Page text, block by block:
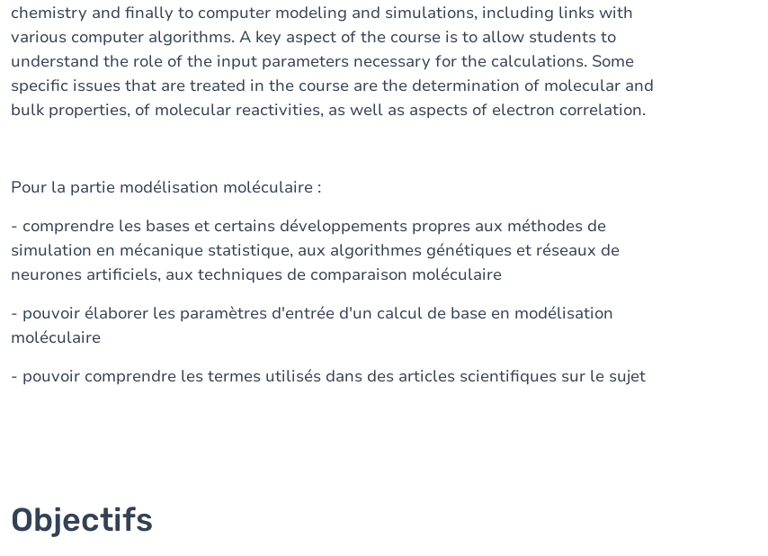
chemistry and finally to computer modeling and simulations, including links with
various computer algorithms. A key aspect of the course is to allow students to
understand the role of the input parameters necessary for the calculations. Some
specific issues that are treated in the course are the determination of molecular and
bulk properties, of molecular reactivities, as well as aspects of electron correlation.
Pour la partie modélisation moléculaire :
- comprendre les bases et certains développements propres aux méthodes de
simulation en mécanique statistique, aux algorithmes génétiques et réseaux de
neurones artificiels, aux techniques de comparaison moléculaire
- pouvoir élaborer les paramètres d'entrée d'un calcul de base en modélisation
moléculaire
- pouvoir comprendre les termes utilisés dans des articles scientifiques sur le sujet
Objectifs